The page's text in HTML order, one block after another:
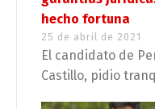
hecho fortuna
25 de abril de 2021
El candidato de
Castillo, pidio